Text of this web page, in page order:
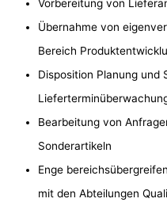
Vorbereitung von
Übernahme von
Bereich
Disposition Planung und
Bearbeitung von
Sonderartikeln
Enge
mit den Abteilungen